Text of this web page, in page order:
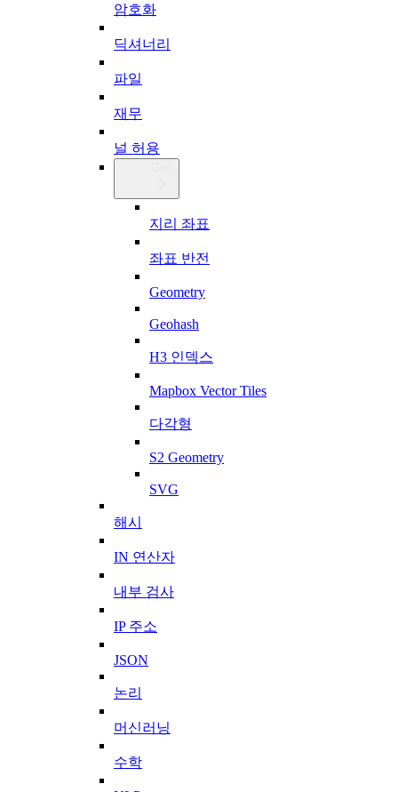
암호화
딕셔너리
파일
재무
널 허용
지리 좌표
좌표 반전
Geometry
Geohash
H3 인덱스
Mapbox Vector Tiles
다각형
S2 Geometry
SVG
해시
IN 연산자
내부 검사
IP 주소
JSON
논리
머신러닝
수학